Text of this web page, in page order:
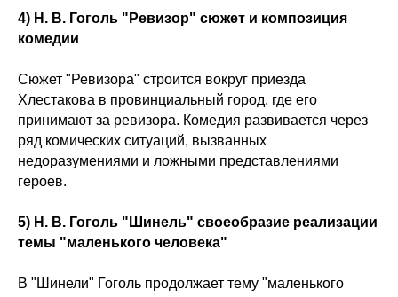
4) Н. В. Гоголь "Ревизор" сюжет и композиция
комедии
Сюжет "Ревизора" строится вокруг приезда
Хлестакова в провинциальный город, где его
принимают за ревизора. Комедия развивается через
ряд комических ситуаций, вызванных
недоразумениями и ложными представлениями
героев.
5) Н. В. Гоголь "Шинель" своеобразие реализации
темы "маленького человека"
В "Шинели" Гоголь продолжает тему "маленького